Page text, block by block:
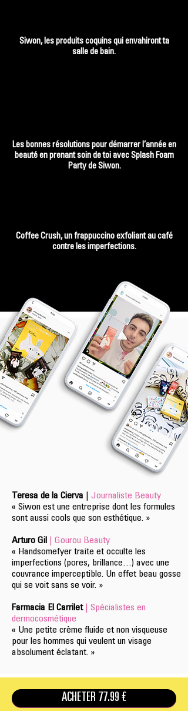
Siwon, les produits coquins qui envahiront ta
salle de bain.
Les bonnes résolutions pour démarrer l’année en
beauté en prenant soin de toi avec Splash Foam
Party de Siwon.
Coffee Crush, un frappuccino exfoliant au café
contre les imperfections.
Teresa de la Cierva
Journaliste Beauty
« Siwon est une entreprise dont les formules
sont aussi cools que son esthétique. »
Arturo Gil
| Gourou Beauty
« Handsomefyer traite et occulte les
imperfections (pores, brillance…) avec une
couvrance imperceptible. Un effet beau gosse
qui se voit sans se voir. »
Farmacia El Carrilet
| Spécialistes en
dermocosmétique
« Une petite crème fluide et non visqueuse
pour les hommes qui veulent un visage
absolument éclatant. »
ACHETER 77.99 €